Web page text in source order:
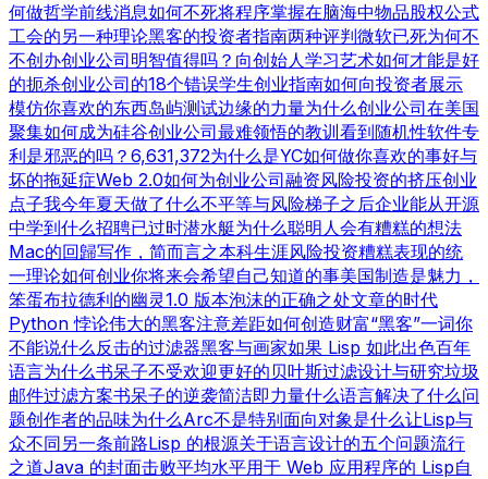
何做哲学前线消息如何不死将程序掌握在脑海中物品股权公式
工会的另一种理论黑客的投资者指南两种评判微软已死为何不
不创办创业公司明智值得吗？ 向创始人学习艺术如何才能是好
的扼杀创业公司的18个错误学生创业指南如何向投资者展示
模仿你喜欢的东西岛屿测试边缘的力量为什么创业公司在美国
聚集如何成为硅谷创业公司最难领悟的教训 看到随机性软件专
利是邪恶的吗？ 6,631,372为什么是YC如何做你喜欢的事好与
坏的拖延症Web 2.0如何为创业公司融资风险投资的挤压创业
点子我今年夏天做了什么不平等与风险梯子之后企业能从开源
中学到什么招聘已过时潜水艇为什么聪明人会有糟糕的想法
Mac的回歸写作，简而言之本科生涯风险投资糟糕表现的统
一理论如何创业你将来会希望自己知道的事美国制造是魅力，
笨蛋布拉德利的幽灵1.0 版本泡沫的正确之处文章的时代
Python 悖论伟大的黑客注意差距如何创造财富“黑客”一词你
不能说什么反击的过滤器黑客与画家如果 Lisp 如此出色百年
语言为什么书呆子不受欢迎更好的贝叶斯过滤设计与研究垃圾
邮件过滤方案书呆子的逆袭简洁即力量什么语言解决了什么问
题创作者的品味为什么Arc不是特别面向对象是什么让Lisp与
众不同另一条前路Lisp 的根源关于语言设计的五个问题流行
之道Java 的封面击败平均水平用于 Web 应用程序的 Lisp自